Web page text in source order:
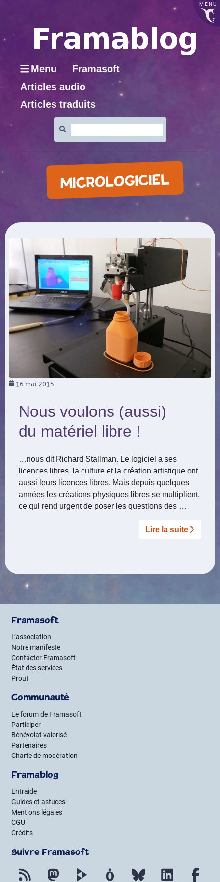
MENU
Menu
Framasoft
Articles audio
Articles traduits
:
MICROLOGICIEL
16 mai 2015
Nous voulons (aussi)
du matériel libre !
…nous dit Richard Stallman. Le logiciel a ses
licences libres, la culture et la création artistique ont
aussi leurs licences libres. Mais depuis quelques
années les créations physiques libres se multiplient,
ce qui rend urgent de poser les questions des …
Lire la suite­­
Framasoft
L’association
Notre manifeste
Contacter Framasoft
État des services
Prout
Communauté
Le forum de Framasoft
Participer
Bénévolat valorisé
Partenaires
Charte de modération
Framablog
Entraide
Guides et astuces
Mentions légales
CGU
Crédits
Suivre Framasoft
Flux RSS Mastodon PeerTube Mobilizon Bluesky LinkedIn